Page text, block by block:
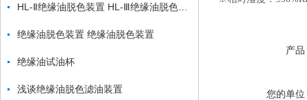
绝缘油脱色装置 绝缘油脱色装置
绝缘油试油杯
浅谈绝缘油脱色滤油装置
产品
您的单位